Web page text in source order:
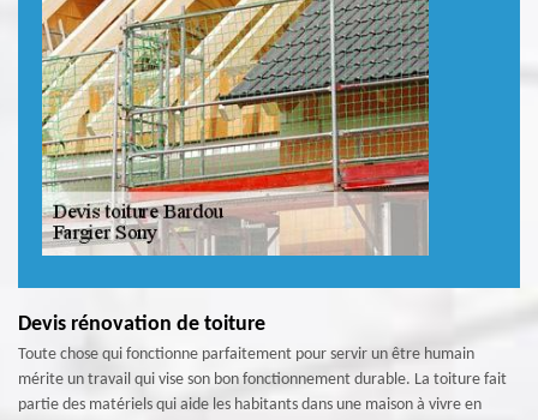
Devis rénovation de toiture
Toute chose qui fonctionne parfaitement pour servir un être humain
mérite un travail qui vise son bon fonctionnement durable. La toiture fait
partie des matériels qui aide les habitants dans une maison à vivre en